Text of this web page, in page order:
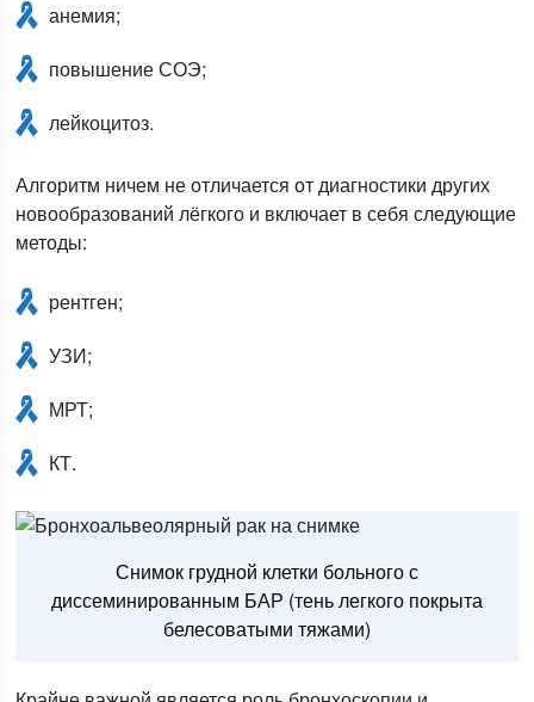
анемия;
повышение СОЭ;
лейкоцитоз.
Алгоритм ничем не отличается от диагностики других
новообразований лёгкого и включает в себя следующие
методы:
рентген;
УЗИ;
МРТ;
КТ.
Снимок грудной клетки больного с
диссеминированным БАР (тень легкого покрыта
белесоватыми тяжами)